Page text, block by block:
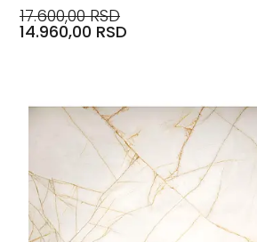
17.600,00 RSD
14.960,00 RSD